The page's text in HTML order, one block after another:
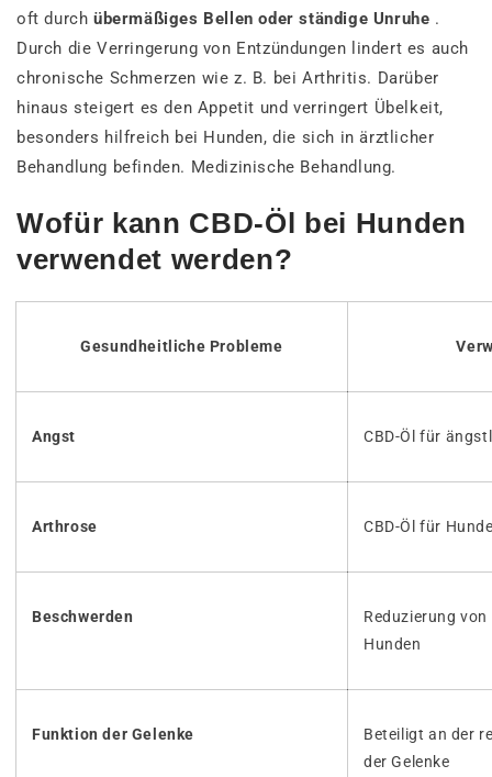
oft durch übermäßiges Bellen oder ständige Unruhe .
Durch die Verringerung von Entzündungen lindert es auch
chronische Schmerzen wie z. B. bei Arthritis. Darüber
hinaus steigert es den Appetit und verringert Übelkeit,
besonders hilfreich bei Hunden, die sich in ärztlicher
Behandlung befinden. Medizinische Behandlung.
Wofür kann CBD-Öl bei Hunden
verwendet werden?
Gesundheitliche Probleme
Angst CBD-Öl für
Arthrose CBD-Öl für
Beschwerden
Reduzierung
Hunden
Funktion der Gelenke
Beteiligt an der
der Gelenke